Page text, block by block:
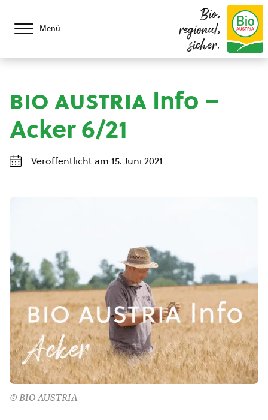
Menü
Bio,
regional,
sicher.
bio austria Info –
Acker 6/21
Veröffentlicht am 15. Juni 2021
© BIO AUSTRIA